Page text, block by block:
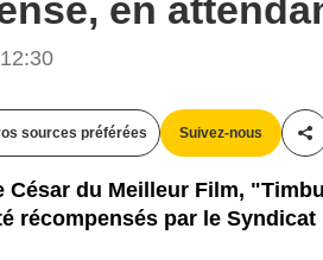
en
sources préférées Suivez-nous
César du Meilleur Film,
récompensés par le